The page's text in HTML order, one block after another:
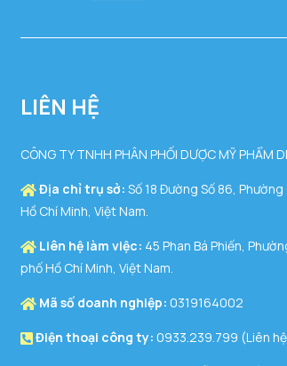
LIÊN HỆ
CÔNG TY TNHH PHÂN PHỐI DƯỢC MỸ PHẨM
Địa chỉ trụ sở: Số 18 Đường Số 86,
Hồ Chí Minh, Việt Nam.
Liên hệ làm việc: 45 Phan Bá Phiến,
phố Hồ Chí Minh, Việt Nam.
Mã số doanh nghiệp: 0319164002
Điện thoại công ty: 0933.239.799 (Liên